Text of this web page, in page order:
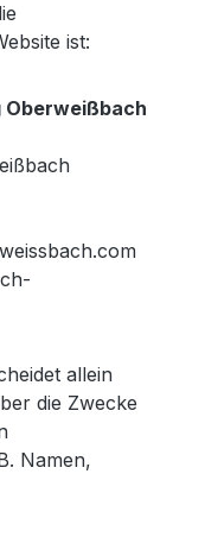
ist:
Oberweißbach
allein
die Zwecke
Namen,